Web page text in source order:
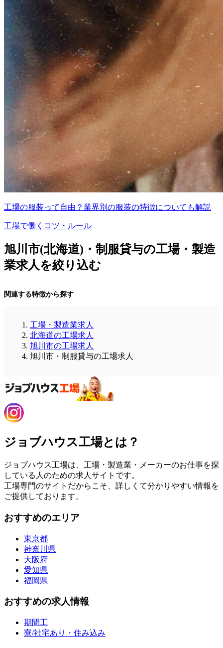
工場の服装って自由？業界別の服装の特徴についても解説
工場で働くコツ・ルール
旭川市(北海道)・制服貸与の工場・製造
業求人を絞り込む
関連する特徴から探す
工場・製造業求人
北海道の工場求人
旭川市の工場求人
旭川市・制服貸与の工場求人
ジョブハウス工場とは？
ジョブハウス工場は、工場・製造業・メーカーのお仕事を探
している人のための求人サイトです。
工場専門のサイトだからこそ、詳しくて分かりやすい情報を
ご提供しております。
おすすめのエリア
東京都
神奈川県
大阪府
愛知県
福岡県
おすすめの求人情報
期間工
寮/社宅あり・住み込み